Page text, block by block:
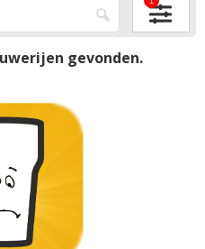
gevonden.